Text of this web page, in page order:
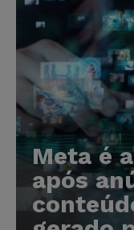
Meta é
após